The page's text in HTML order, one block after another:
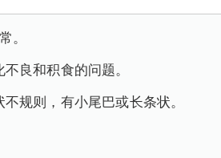
。
良和积食的问题。
规则，有小尾巴或长条状。